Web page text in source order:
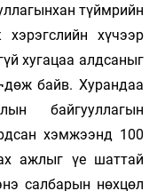
түймрийн
хэрэгслийн хүчээр
хугацаа алдсаныг
байв. Хурандаа
байгууллагын
хэмжээнд 100
ажлыг үе шаттай
салбарын нөхцөл